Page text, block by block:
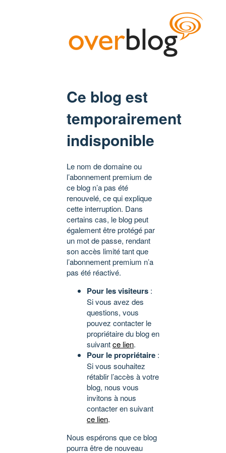
Ce blog est
temporairement
indisponible
Le nom de domaine ou
l’abonnement premium de
ce blog n’a pas été
renouvelé, ce qui explique
cette interruption. Dans
certains cas, le blog peut
également être protégé par
un mot de passe, rendant
son accès limité tant que
l’abonnement premium n’a
pas été réactivé.
Pour les visiteurs :
Si vous avez des
questions, vous
pouvez contacter le
propriétaire du blog en
suivantce lien.
Pour le propriétaire :
Si vous souhaitez
rétablir l’accès à votre
blog, nous vous
invitons à nous
contacter en suivant
ce lien.
Nous espérons que ce blog
pourra être de nouveau